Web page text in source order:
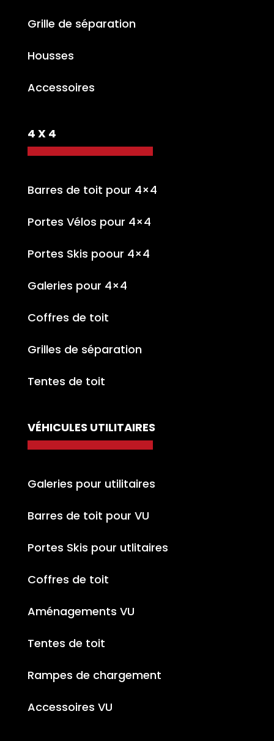
Grille de séparation
Housses
Accessoires
4 X 4
Barres de toit pour 4×4
Portes Vélos pour 4×4
Portes Skis poour 4×4
Galeries pour 4×4
Coffres de toit
Grilles de séparation
Tentes de toit
VÉHICULES UTILITAIRES
Galeries pour utilitaires
Barres de toit pour VU
Portes Skis pour utlitaires
Coffres de toit
Aménagements VU
Tentes de toit
Rampes de chargement
Accessoires VU